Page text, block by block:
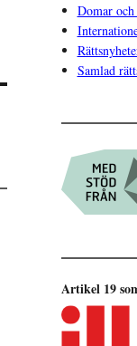
Domar
Samlad
Artikel 19